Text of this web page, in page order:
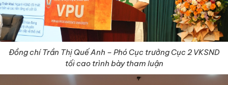
Đồng chí Trần Thị Quế Anh – Phó Cục trưởng Cục 2 VKSND
tối cao trình bày tham luận